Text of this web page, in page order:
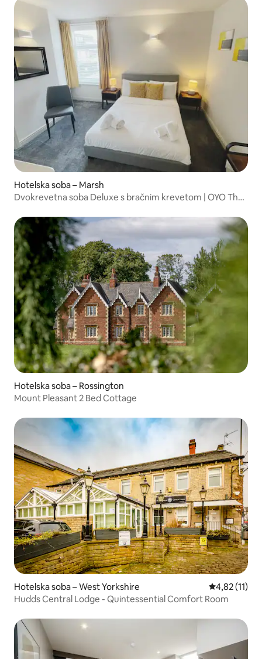
Hotelska soba – Marsh
Dvokrevetna soba Deluxe s bračnim krevetom | OYO The
Hotelska soba – Rossington
Mount Pleasant 2 Bed Cottage
Hotelska soba – West Yorkshire Prosječna
4,82 (11)
Hudds Central Lodge - Quintessential Comfort Room